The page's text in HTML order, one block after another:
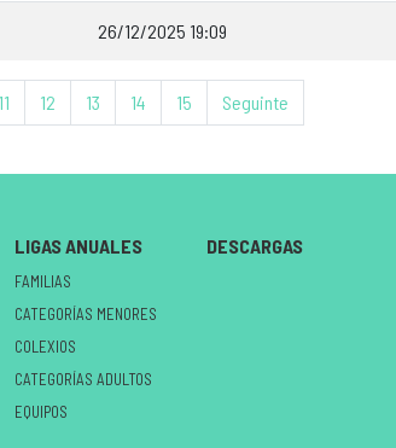
26/12/2025 19:09
11 12 13 14 15 Seguinte
LIGAS ANUALES
FAMILIAS
CATEGORÍAS MENORES
COLEXIOS
CATEGORÍAS ADULTOS
EQUIPOS
DESCARGAS